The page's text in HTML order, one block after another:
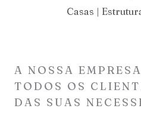
Casas |
A NOSSA
TODOS OS
DAS SUAS